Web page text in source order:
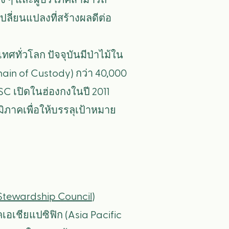
ลี่ยนแปลงที่สร้างผลดีต่อ
ทศทั่วโลก ปัจจุบันมีป่าไม้ใน
of Custody) กว่า 40,000
เปิดในฮ่องกงในปี 2011
าคเพื่อให้บรรลุเป้าหมาย
Council )
อเชียแปซิฟิก (Asia Pacific